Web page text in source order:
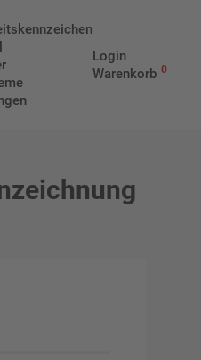
Login
Warenkorb 0